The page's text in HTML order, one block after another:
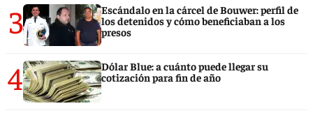
3
Escándalo en la cárcel de Bouwer: perfil de
los detenidos y cómo beneficiaban a los
presos
4
Dólar Blue: a cuánto puede llegar su
cotización para fin de año